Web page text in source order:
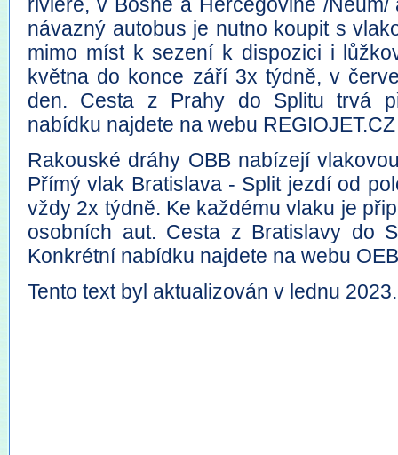
riviéře, v Bosně a Hercegovině /
návazný autobus je nutno koupit s
mimo míst k sezení k dispozici i
května do konce září 3x týdně, v
den. Cesta z Prahy do Splitu trvá
nabídku najdete na webu
Rakouské dráhy OBB nabízejí
Přímý vlak Bratislava - Split jezdí od
vždy 2x týdně. Ke každému vlaku je
osobních aut. Cesta z Bratislavy do
Konkrétní nabídku najdete na webu
Tento text byl aktualizován v lednu 2023.